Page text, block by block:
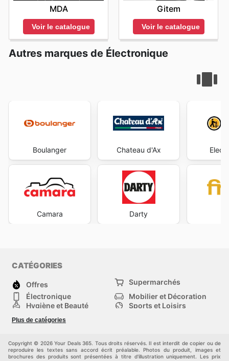
MDA
Voir le catalogue
Gitem
Voir le catalogue
Autres marques de Électronique
Boulanger
Camara
Chateau d'Ax
Darty
CATÉGORIES
Offres
Supermarchés
Électronique
Mobilier et Décoration
Hygiène et Beauté
Sports et Loisirs
Mode
Animalerie
maison
Plus de catégories
Copyright © 2026 Your Deals 365. Tous droits réservés. Il est interdit de copier ou de
reproduire les textes sans accord écrit préalable. Photos du produit, images et
brochures des produits sont présentées à titre d'illustration uniquement. Les prix